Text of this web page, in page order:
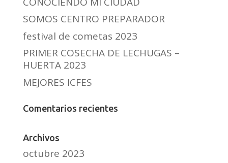
SOMOS CENTRO PREPARADOR
festival de cometas 2023
PRIMER COSECHA DE LECHUGAS –
HUERTA 2023
MEJORES ICFES
Comentarios recientes
Archivos
octubre 2023